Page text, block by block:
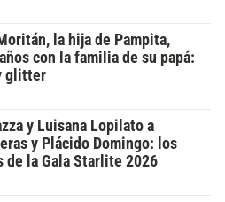
la hija de Pampita,
con la familia de su papá:
glitter
y Luisana Lopilato a
y Plácido Domingo: los
de la Gala Starlite 2026